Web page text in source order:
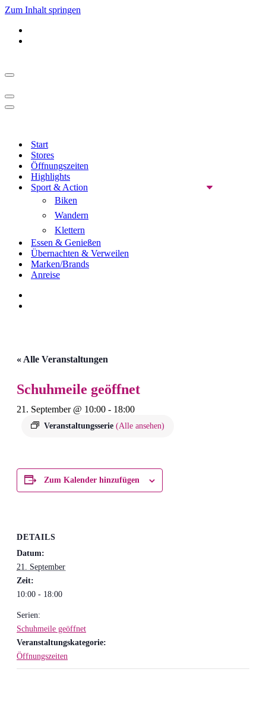
Zum Inhalt springen
Navigationsmenü
Navigationsmenü
Navigationsmenü
Start
Stores
Öffnungszeiten
Highlights
Sport & Action
Biken
Wandern
Klettern
Essen & Genießen
Übernachten & Verweilen
Marken/Brands
Anreise
« Alle Veranstaltungen
Schuhmeile geöffnet
21. September @ 10:00 - 18:00
Veranstaltungsserie (Alle ansehen)
Zum Kalender hinzufügen
DETAILS
Datum:
21. September
Zeit:
10:00 - 18:00
Serien:
Schuhmeile geöffnet
Veranstaltungskategorie:
Öffnungszeiten